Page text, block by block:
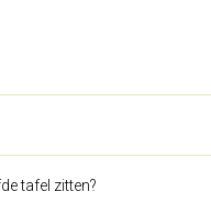
tafel zitten?